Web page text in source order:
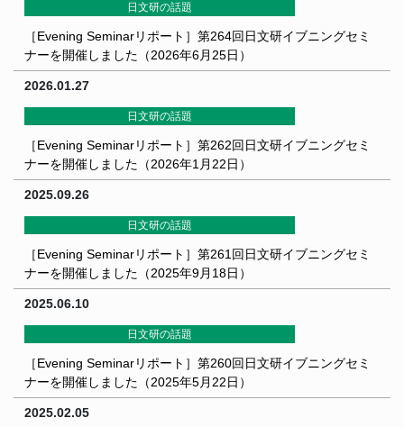
日文研の話題
［Evening Seminarリポート］第264回日文研イブニングセミ
ナーを開催しました（2026年6月25日）
2026.01.27
日文研の話題
［Evening Seminarリポート］第262回日文研イブニングセミ
ナーを開催しました（2026年1月22日）
2025.09.26
日文研の話題
［Evening Seminarリポート］第261回日文研イブニングセミ
ナーを開催しました（2025年9月18日）
2025.06.10
日文研の話題
［Evening Seminarリポート］第260回日文研イブニングセミ
ナーを開催しました（2025年5月22日）
2025.02.05